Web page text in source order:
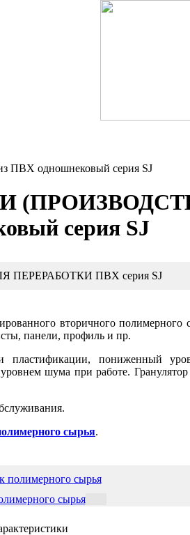
одношнековый серия SJ
серия SJ
вторичного полимерного
панели, профиль и пр.
пластификации, пониженный
шума при работе.
сырья.
сырья